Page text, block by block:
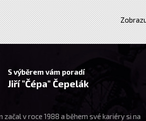
S výběrem vám poradí
Jiří "Čépa" Čepelák
v roce 1988 a během své kariéry si na